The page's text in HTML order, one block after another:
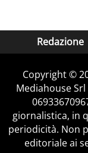
Redazione
Copyright ©
Mediahouse Srl
giornalistica, in
periodicità. Non
editoriale ai